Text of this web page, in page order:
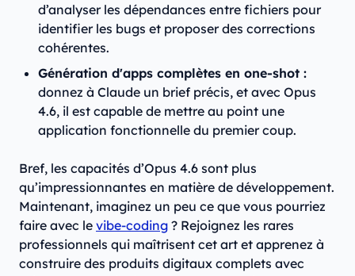
d’analyser les dépendances entre fichiers pour
identifier les bugs et proposer des corrections
cohérentes.
Génération d'apps complètes en one-shot :
donnez à Claude un brief précis, et avec Opus
4.6, il est capable de mettre au point une
application fonctionnelle du premier coup.
Bref, les capacités d’Opus 4.6 sont plus
qu’impressionnantes en matière de développement.
Maintenant, imaginez un peu ce que vous pourriez
faire avec le vibe-coding ? Rejoignez les rares
professionnels qui maîtrisent cet art et apprenez à
construire des produits digitaux complets avec